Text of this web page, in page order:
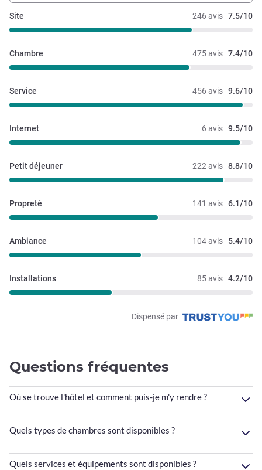
246 avis 7.5/10
Site
475 avis 7.4/10
Chambre
456 avis 9.6/10
Service
6 avis 9.5/10
Internet
222 avis 8.8/10
Petit déjeuner
141 avis 6.1/10
Propreté
104 avis 5.4/10
Ambiance
85 avis 4.2/10
Installations
Dispensé par
Questions fréquentes
Où se trouve l'hôtel et comment puis-je m'y rendre ?
Quels types de chambres sont disponibles ?
Quels services et équipements sont disponibles ?